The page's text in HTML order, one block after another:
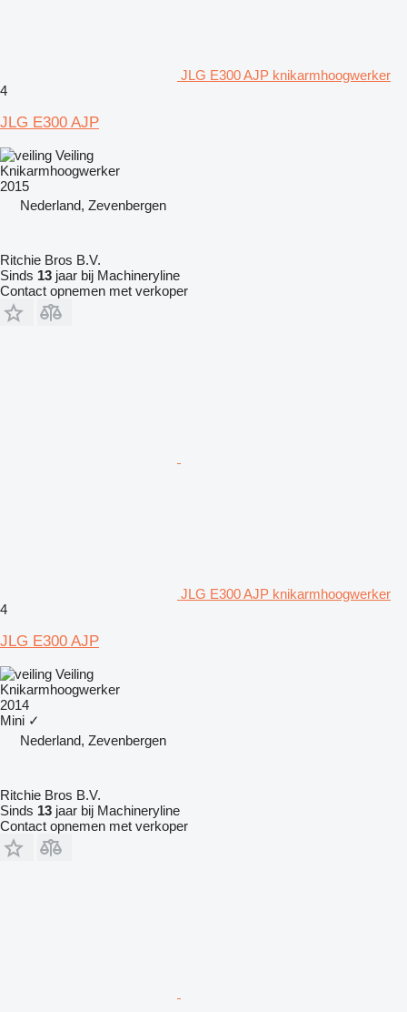
JLG E300 AJP knikarmhoogwerker
4
JLG E300 AJP
Veiling
Knikarmhoogwerker
2015
Nederland, Zevenbergen
Ritchie Bros B.V.
Sinds 13 jaar bij Machineryline
Contact opnemen met verkoper
JLG E300 AJP knikarmhoogwerker
4
JLG E300 AJP
Veiling
Knikarmhoogwerker
2014
Mini ✓
Nederland, Zevenbergen
Ritchie Bros B.V.
Sinds 13 jaar bij Machineryline
Contact opnemen met verkoper